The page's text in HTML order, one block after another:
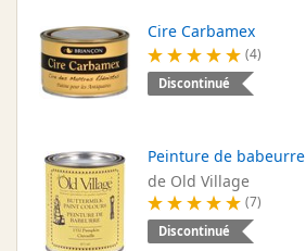
Cire Carbamex
(4)
Discontinué
Peinture de babeurre
de Old Village
(7)
Discontinué